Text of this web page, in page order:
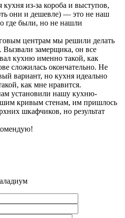
кухня из-за короба и выступов,
они и дешевле) — это не наш
где были, но не нашли
центрам мы решили делать
Вызвали замерщика, он все
кухню именно такой, как
сложилась окончательно. Не
вариант, но кухня идеально
как мне нравится.
установили нашу кухню-
кривым стенам, им пришлось
шкафчиков, но результат